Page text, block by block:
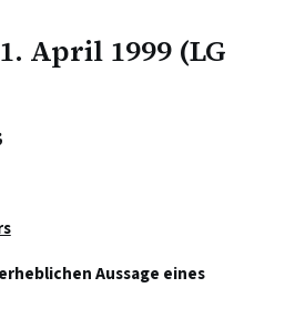
April 1999 (LG
Aussage eines